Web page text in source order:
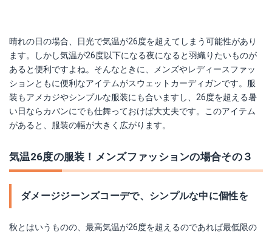
晴れの日の場合、日光で気温が26度を超えてしまう可能性があり
ます。しかし気温が26度以下になる夜になると羽織りたいものが
あると便利ですよね。そんなときに、メンズやレディースファッ
ションともに便利なアイテムがスウェットカーディガンです。服
装もアメカジやシンプルな服装にも合いますし、26度を超える暑
い日ならカバンにでも仕舞っておけば大丈夫です。このアイテム
があると、服装の幅が大きく広がります。
気温26度の服装！メンズファッションの場合その３
ダメージジーンズコーデで、シンプルな中に個性を
秋とはいうものの、最高気温が26度を超えるのであれば最低限の